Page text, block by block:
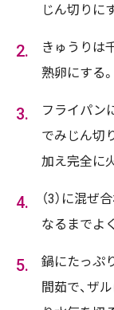
じん切りに
きゅうりは
熟卵にする。
フライパン
でみじん切
加え完全に
（3）に混ぜ
なるまでよ
鍋にたっぷ
間茹で、ザ